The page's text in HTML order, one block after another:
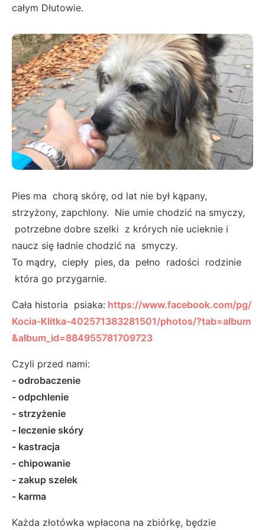
całym Dłutowie.
Pies ma chorą skórę, od lat nie był kąpany,
strzyżony, zapchlony. Nie umie chodzić na smyczy,
potrzebne dobre szelki z krórych nie ucieknie i
naucz się ładnie chodzić na smyczy.
To mądry, ciepły pies, da pełno radości rodzinie
która go przygarnie.
Cała historia psiaka: https://www.facebook.com/pg/
Kocia-Klitka-402571383281501/photos/?tab=album
&album_id=884955781709723
Czyli przed nami:
- odrobaczenie
- odpchlenie
- strzyżenie
- leczenie skóry
- kastracja
- chipowanie
- zakup szelek
- karma
Każda złotówka wpłacona na zbiórkę, będzie